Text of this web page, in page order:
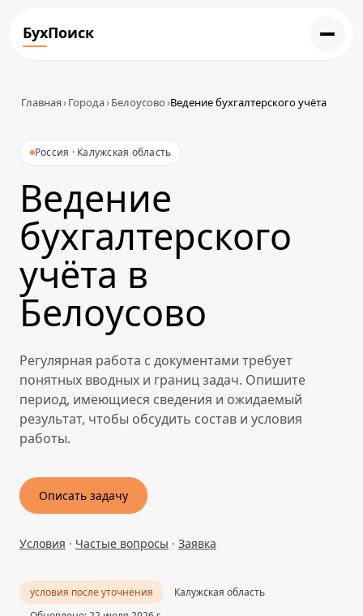
БухПоиск
Главная›Города›Белоусово›Ведение бухгалтерского учёта
Россия · Калужская область
Ведение
бухгалтерского
учёта в
Белоусово
Регулярная работа с документами требует
понятных вводных и границ задач. Опишите
период, имеющиеся сведения и ожидаемый
результат, чтобы обсудить состав и условия
работы.
Описать задачу
Условия · Частые вопросы · Заявка
условия после уточнения
Калужская область